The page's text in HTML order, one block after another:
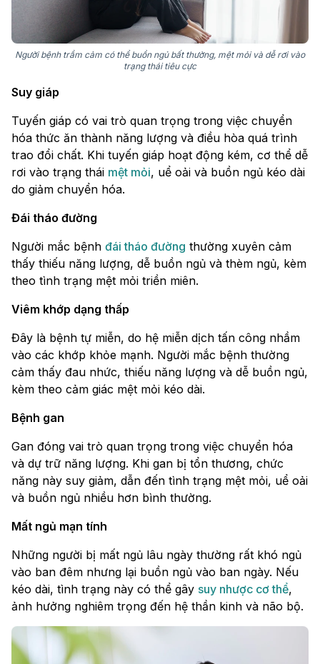
Người bệnh trầm cảm có thể buồn ngủ bất thường, mệt mỏi và dễ rơi vào
trạng thái tiêu cực
Suy giáp
Tuyến giáp có vai trò quan trọng trong việc chuyển
hóa thức ăn thành năng lượng và điều hòa quá trình
trao đổi chất. Khi tuyến giáp hoạt động kém, cơ thể dễ
rơi vào trạng thái mệt mỏi, uể oải và buồn ngủ kéo dài
do giảm chuyển hóa.
Đái tháo đường
Người mắc bệnh đái tháo đường thường xuyên cảm
thấy thiếu năng lượng, dễ buồn ngủ và thèm ngủ, kèm
theo tình trạng mệt mỏi triền miên.
Viêm khớp dạng thấp
Đây là bệnh tự miễn, do hệ miễn dịch tấn công nhầm
vào các khớp khỏe mạnh. Người mắc bệnh thường
cảm thấy đau nhức, thiếu năng lượng và dễ buồn ngủ,
kèm theo cảm giác mệt mỏi kéo dài.
Bệnh gan
Gan đóng vai trò quan trọng trong việc chuyển hóa
và dự trữ năng lượng. Khi gan bị tổn thương, chức
năng này suy giảm, dẫn đến tình trạng mệt mỏi, uể oải
và buồn ngủ nhiều hơn bình thường.
Mất ngủ mạn tính
Những người bị mất ngủ lâu ngày thường rất khó ngủ
vào ban đêm nhưng lại buồn ngủ vào ban ngày. Nếu
kéo dài, tình trạng này có thể gây suy nhược cơ thể,
ảnh hưởng nghiêm trọng đến hệ thần kinh và não bộ.